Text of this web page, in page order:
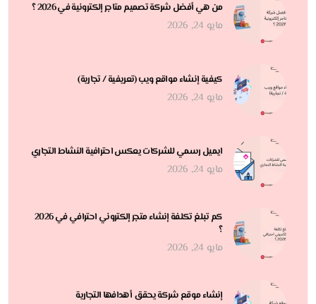
من هي أفضل شركة تصميم متاجر إلكترونية في 2026 ؟
مايو 24, 2026
كيفية إنشاء مواقع ويب (تعريفية / تجارية)
مايو 24, 2026
ايميل رسمي للشركات يعكس احترافية النشاط التجاري
مايو 24, 2026
كم تبلغ تكلفة إنشاء متجر إلكتروني احترافي في 2026
؟
مايو 24, 2026
إنشاء موقع شركة يحقق أهدافها التجارية